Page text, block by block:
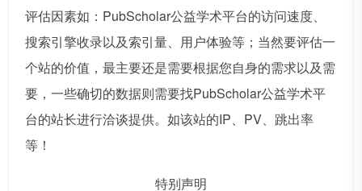
评估因素如：PubScholar公益学术平台的访问速度、
搜索引擎收录以及索引量、用户体验等；当然要评估一
个站的价值，最主要还是需要根据您自身的需求以及需
要，一些确切的数据则需要找PubScholar公益学术平
台的站长进行洽谈提供。如该站的IP、PV、跳出率
等！
特别声明